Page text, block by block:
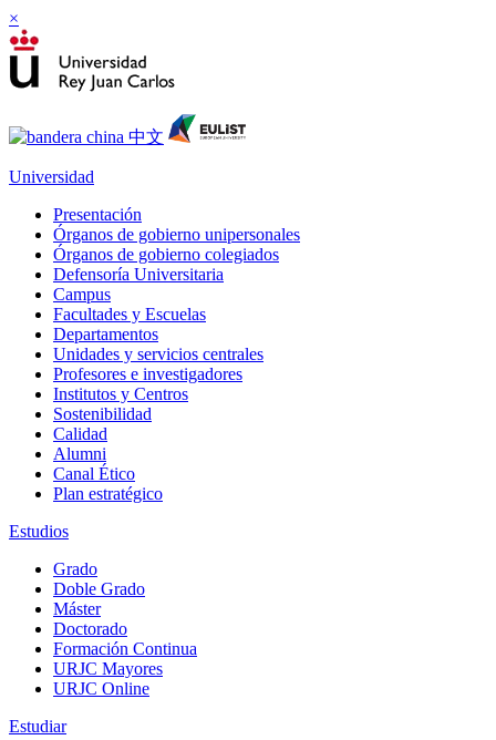
×
Universidad
Presentación
Órganos de gobierno unipersonales
Órganos de gobierno colegiados
Defensoría Universitaria
Campus
Facultades y Escuelas
Departamentos
Unidades y servicios centrales
Profesores e investigadores
Institutos y Centros
Sostenibilidad
Calidad
Alumni
Canal Ético
Plan estratégico
Estudios
Grado
Doble Grado
Máster
Doctorado
Formación Continua
URJC Mayores
URJC Online
Estudiar